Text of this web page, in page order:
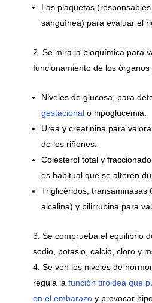
Las plaquetas
sanguínea) para evaluar el
Se mira la bioquímica para
funcionamiento de los
Niveles de glucosa, para
gestacionalo hipoglucemia.
Urea y creatinina para
de los riñones.
Colesterol total y
es habitual que se alteren
Triglicéridos, transaminasas
alcalina) y bilirrubina para
Se comprueba el equilibrio
sodio, potasio, calcio, cloro y
Se ven los niveles de
regula la función tiroidea que
en el embarazoy provocar